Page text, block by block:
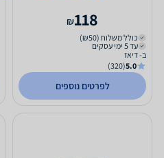
118
₪
כולל משלוח (₪50)
עד 5 ימי עסקים
ב- דיאז
5.0
(320)
לפרטים נוספים